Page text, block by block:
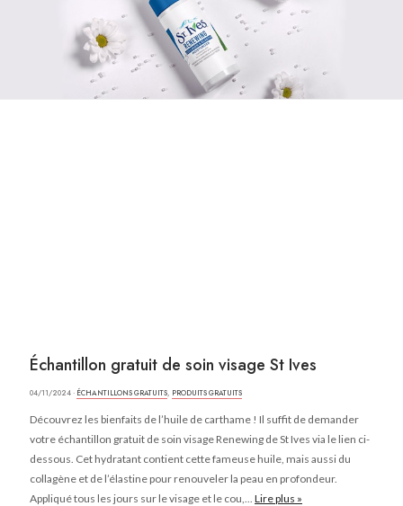
Échantillon gratuit de soin visage St Ives
04/11/2024 · ÉCHANTILLONS GRATUITS, PRODUITS GRATUITS
Découvrez les bienfaits de l’huile de carthame ! Il suffit de demander
votre échantillon gratuit de soin visage Renewing de St Ives via le lien ci-
dessous. Cet hydratant contient cette fameuse huile, mais aussi du
collagène et de l’élastine pour renouveler la peau en profondeur.
Appliqué tous les jours sur le visage et le cou,... Lire plus »